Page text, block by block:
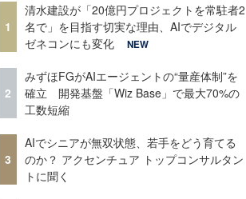
1
清水建設が「20億円プロジェクトを常駐者2
名で」を目指す切実な理由、AIでデジタル
ゼネコンにも変化
NEW
2
みずほFGがAIエージェントの“量産体制”を
確立 開発基盤「Wiz Base」で最大70%の
工数短縮
3
AIでシニアが無双状態、若手をどう育てる
のか？ アクセンチュア トップコンサルタン
トに聞く